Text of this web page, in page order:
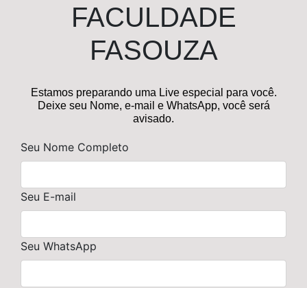
FACULDADE
FASOUZA
Estamos preparando uma Live especial para você.
Deixe seu Nome, e-mail e WhatsApp, você será
avisado.
Seu Nome Completo
Seu E-mail
Seu WhatsApp